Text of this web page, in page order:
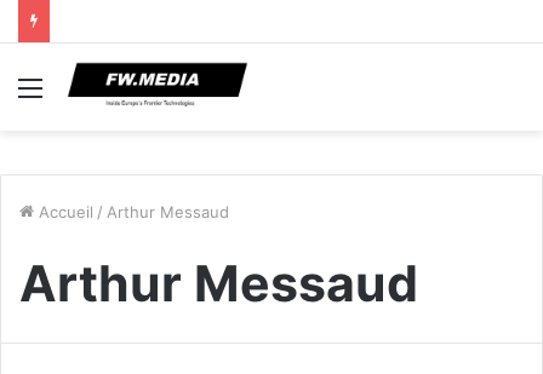
Menu
Accueil / Arthur Messaud
Arthur Messaud